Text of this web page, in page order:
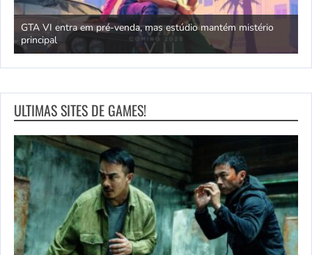
GTA VI entra em pré-venda, mas estúdio mantém mistério
principal
ULTIMAS SITES DE GAMES!